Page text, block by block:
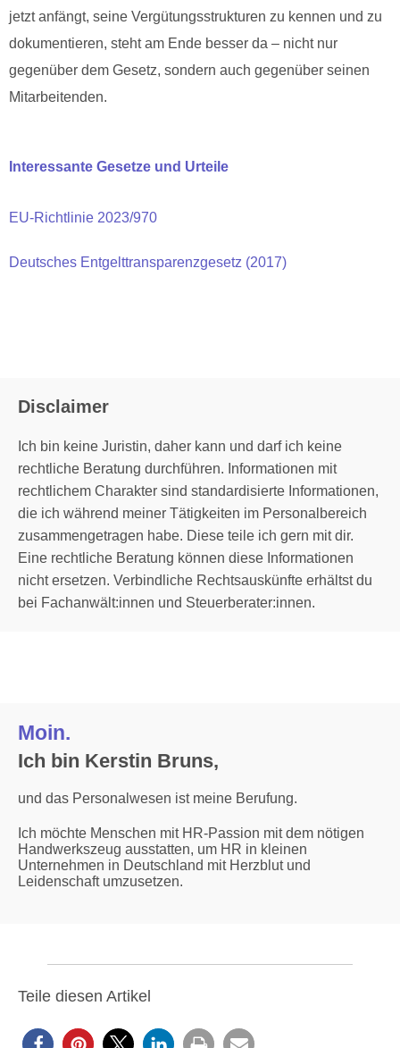
jetzt anfängt, seine Vergütungsstrukturen zu kennen und zu
dokumentieren, steht am Ende besser da – nicht nur
gegenüber dem Gesetz, sondern auch gegenüber seinen
Mitarbeitenden.
Interessante Gesetze und Urteile
EU-Richtlinie 2023/970
Deutsches Entgelttransparenzgesetz (2017)
Disclaimer
Ich bin keine Juristin, daher kann und darf ich keine
rechtliche Beratung durchführen. Informationen mit
rechtlichem Charakter sind standardisierte Informationen,
die ich während meiner Tätigkeiten im Personalbereich
zusammengetragen habe. Diese teile ich gern mit dir.
Eine rechtliche Beratung können diese Informationen
nicht ersetzen. Verbindliche Rechtsauskünfte erhältst du
bei Fachanwält:innen und Steuerberater:innen.
Moin.
Ich bin Kerstin Bruns,
und das Personalwesen ist meine Berufung.
Ich möchte Menschen mit HR-Passion mit dem nötigen
Handwerkszeug ausstatten, um HR in kleinen
Unternehmen in Deutschland mit Herzblut und
Leidenschaft umzusetzen.
Teile diesen Artikel